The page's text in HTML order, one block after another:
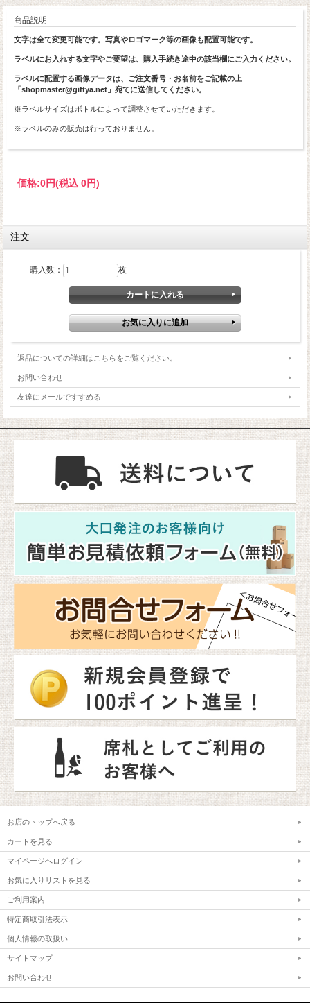
商品説明
文字は全て変更可能です。写真やロゴマーク等の画像も配置可能です。
ラベルにお入れする文字やご要望は、購入手続き途中の該当欄にご入力ください。
ラベルに配置する画像データは、ご注文番号・お名前をご記載の上
「shopmaster@giftya.net」宛てに送信してください。
※ラベルサイズはボトルによって調整させていただきます。
※ラベルのみの販売は行っておりません。
価格:0円(税込 0円)
注文
購入数： 枚
返品についての詳細はこちらをご覧ください。
お問い合わせ
友達にメールですすめる
お店のトップへ戻る
カートを見る
マイページへログイン
お気に入りリストを見る
ご利用案内
特定商取引法表示
個人情報の取扱い
サイトマップ
お問い合わせ